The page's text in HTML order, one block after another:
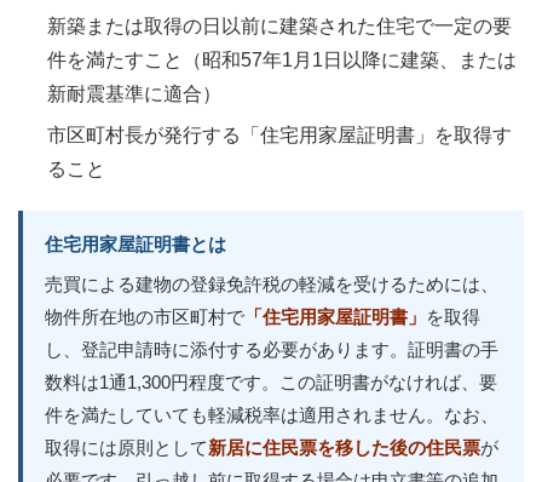
新築または取得の日以前に建築された住宅で一定の要
件を満たすこと（昭和57年1月1日以降に建築、または
新耐震基準に適合）
市区町村長が発行する「住宅用家屋証明書」を取得す
ること
住宅用家屋証明書とは
売買による建物の登録免許税の軽減を受けるためには、
物件所在地の市区町村で 「住宅用家屋証明書」 を取得
し、登記申請時に添付する必要があります。証明書の手
数料は1通1,300円程度です。この証明書がなければ、要
件を満たしていても軽減税率は適用されません。なお、
取得には原則として新居に住民票を移した後の住民票が